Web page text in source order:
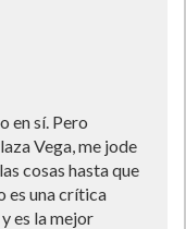
en sí­. Pero
Vega, me jode
cosas hasta que
es una crí­tica
es la mejor